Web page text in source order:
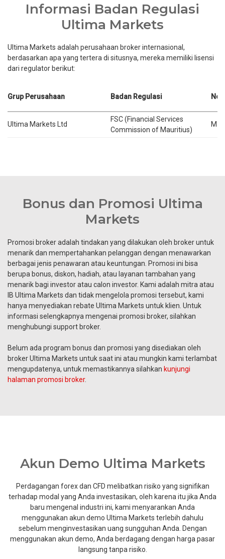
Informasi Badan Regulasi
Ultima Markets
Ultima Markets adalah perusahaan broker internasional,
berdasarkan apa yang tertera di situsnya, mereka memiliki lisensi
dari regulator berikut:
Grup Perusahaan Badan Regulasi
Ultima Markets Ltd
FSC (Financial Services
Commission of Mauritius)
Bonus dan Promosi Ultima
Markets
Promosi broker adalah tindakan yang dilakukan oleh broker untuk
menarik dan mempertahankan pelanggan dengan menawarkan
berbagai jenis penawaran atau keuntungan. Promosi ini bisa
berupa bonus, diskon, hadiah, atau layanan tambahan yang
menarik bagi investor atau calon investor. Kami adalah mitra atau
IB Ultima Markets dan tidak mengelola promosi tersebut, kami
hanya menyediakan rebate Ultima Markets untuk klien. Untuk
informasi selengkapnya mengenai promosi broker, silahkan
menghubungi support broker.
Belum ada program bonus dan promosi yang disediakan oleh
broker Ultima Markets untuk saat ini atau mungkin kami terlambat
mengupdatenya, untuk memastikannya silahkan kunjungi
halaman promosi broker.
Akun Demo Ultima Markets
Perdagangan forex dan CFD melibatkan risiko yang signifikan
terhadap modal yang Anda investasikan, oleh karena itu jika Anda
baru mengenal industri ini, kami menyarankan Anda
menggunakan akun demo Ultima Markets terlebih dahulu
sebelum menginvestasikan uang sungguhan Anda. Dengan
menggunakan akun demo, Anda berdagang dengan harga pasar
langsung tanpa risiko.